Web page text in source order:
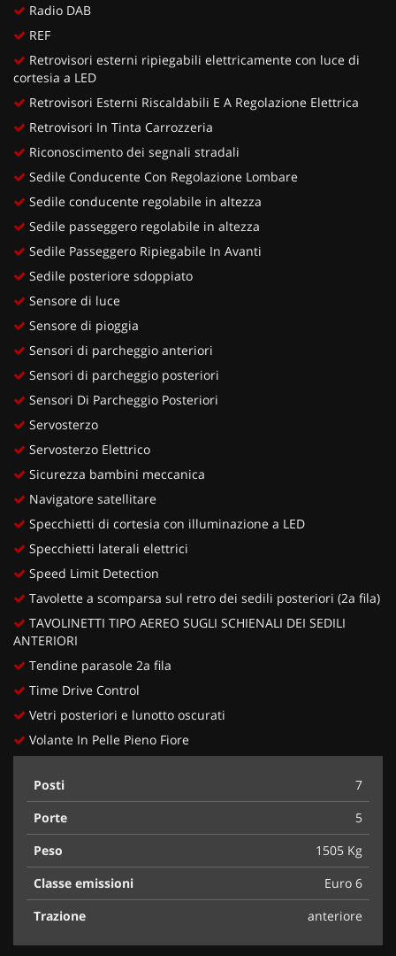
Radio DAB
REF
Retrovisori esterni ripiegabili elettricamente con luce di
cortesia a LED
Retrovisori Esterni Riscaldabili E A Regolazione Elettrica
Retrovisori In Tinta Carrozzeria
Riconoscimento dei segnali stradali
Sedile Conducente Con Regolazione Lombare
Sedile conducente regolabile in altezza
Sedile passeggero regolabile in altezza
Sedile Passeggero Ripiegabile In Avanti
Sedile posteriore sdoppiato
Sensore di luce
Sensore di pioggia
Sensori di parcheggio anteriori
Sensori di parcheggio posteriori
Sensori Di Parcheggio Posteriori
Servosterzo
Servosterzo Elettrico
Sicurezza bambini meccanica
Navigatore satellitare
Specchietti di cortesia con illuminazione a LED
Specchietti laterali elettrici
Speed Limit Detection
Tavolette a scomparsa sul retro dei sedili posteriori (2a fila)
TAVOLINETTI TIPO AEREO SUGLI SCHIENALI DEI SEDILI
ANTERIORI
Tendine parasole 2a fila
Time Drive Control
Vetri posteriori e lunotto oscurati
Volante In Pelle Pieno Fiore
Posti
7
Porte
5
Peso
1505 Kg
Classe emissioni
Euro 6
Trazione
anteriore